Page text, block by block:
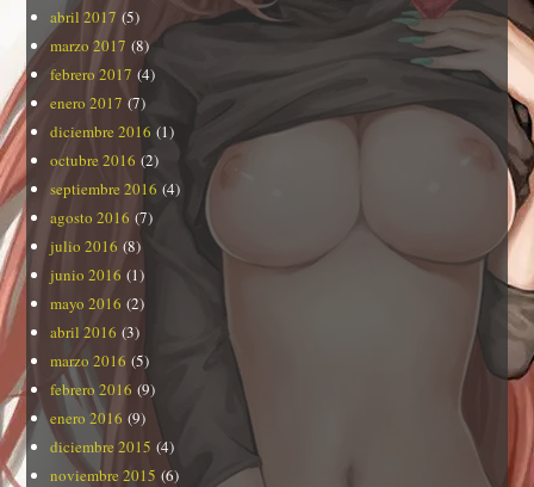
abril 2017 (5)
marzo 2017 (8)
febrero 2017 (4)
enero 2017 (7)
diciembre 2016 (1)
octubre 2016 (2)
septiembre 2016 (4)
agosto 2016 (7)
julio 2016 (8)
junio 2016 (1)
mayo 2016 (2)
abril 2016 (3)
marzo 2016 (5)
febrero 2016 (9)
enero 2016 (9)
diciembre 2015 (4)
noviembre 2015 (6)